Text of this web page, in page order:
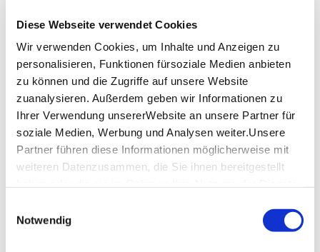
Diese Webseite verwendet Cookies
Wir verwenden Cookies, um Inhalte und Anzeigen zu
personalisieren, Funktionen fürsoziale Medien anbieten
zu können und die Zugriffe auf unsere Website
zuanalysieren. Außerdem geben wir Informationen zu
Ihrer Verwendung unsererWebsite an unsere Partner für
soziale Medien, Werbung und Analysen weiter.Unsere
Partner führen diese Informationen möglicherweise mit
weiteren Datenzusammen, die Sie ihnen bereitgestellt
Impressum
Notwendig
Mitzubringen ist
Tickets sind ausgedruckt oder digital zur Führung
mitzubringen.
Hinweis an die Teilnehmer
Die Führung ist nicht barrierefrei.
Lage & Kontakt